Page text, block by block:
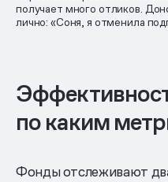
получает много отликов.
лично: «Соня, я отменила
по каким
Фонды отслеживают